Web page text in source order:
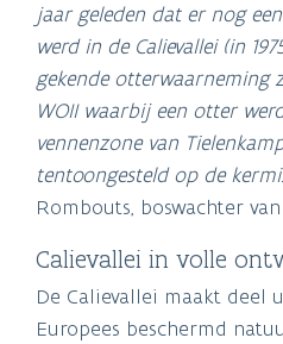
jaar geleden dat er nog
werd in de Calievallei (in
gekende otterwaarneming
WOII waarbij een otter
vennenzone van
tentoongesteld op de
Rombouts, boswachter
Calievallei in volle
De Calievallei maakt deel
Europees beschermd